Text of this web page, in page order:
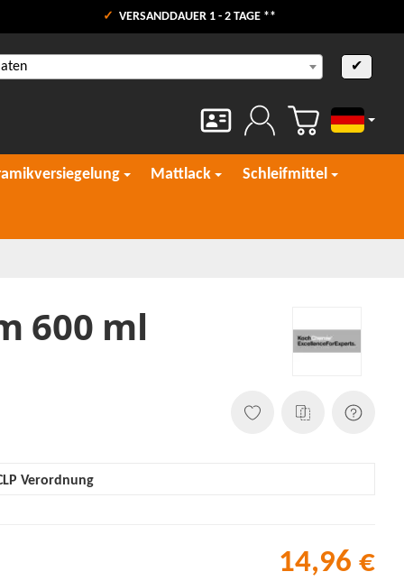
VERSANDDAUER 1 - 2 TAGE **
✔
Deutsch
Mattlack Schleifmittel
600 ml
Verordnung
14,96 €